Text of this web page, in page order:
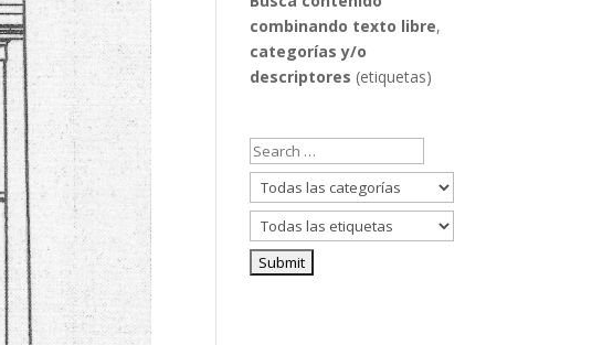
combinando texto libre,
categorías y/o
descriptores (etiquetas)